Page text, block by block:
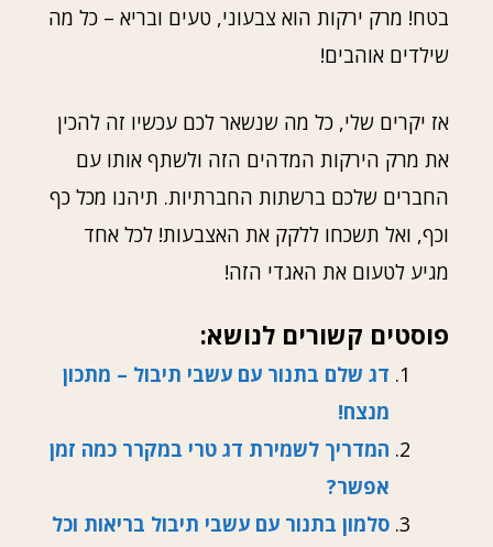
בטח! מרק ירקות הוא צבעוני, טעים ובריא – כל מה
שילדים אוהבים!
אז יקרים שלי, כל מה שנשאר לכם עכשיו זה להכין
את מרק הירקות המדהים הזה ולשתף אותו עם
החברים שלכם ברשתות החברתיות. תיהנו מכל כף
וכף, ואל תשכחו ללקק את האצבעות! לכל אחד
מגיע לטעום את האגדי הזה!
פוסטים קשורים לנושא:
דג שלם בתנור עם עשבי תיבול – מתכון
מנצח!
המדריך לשמירת דג טרי במקרר כמה זמן
אפשר?
סלמון בתנור עם עשבי תיבול בריאות וכל